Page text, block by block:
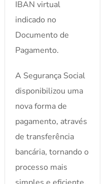
IBAN virtual
indicado no
Documento de
Pagamento.
A Segurança Social
disponibilizou uma
nova forma de
pagamento, através
de transferência
bancária, tornando o
processo mais